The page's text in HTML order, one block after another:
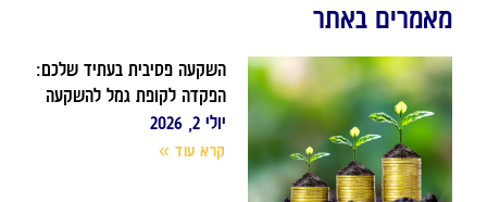
מאמרים באתר
השקעה פסיבית בעתיד שלכם:
הפקדה לקופת גמל להשקעה
יולי 2, 2026
קרא עוד »